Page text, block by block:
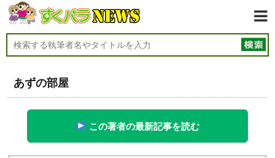
あずの部屋
この著者の最新記事を読む